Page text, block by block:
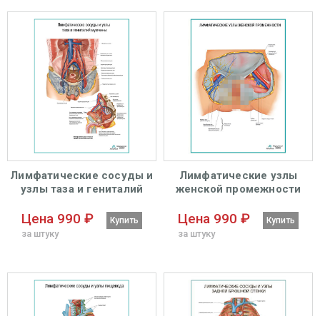
Лимфатические сосуды и
узлы таза и гениталий
глянцевый А1+/А2+
Цена 990 ₽
за штуку
Купить
Лимфатические узлы
женской промежности
Цена 990 ₽
за штуку
Купить